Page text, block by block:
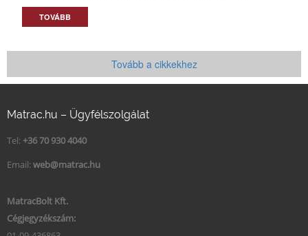
TOVÁBB
Tovább a cikkekhez
Matrac.hu – Ügyfélszolgálat
Tel: +36 70 930 4040
Email: web@matrac.hu
MatracBolt Kft.
Cégjegyzékszám: